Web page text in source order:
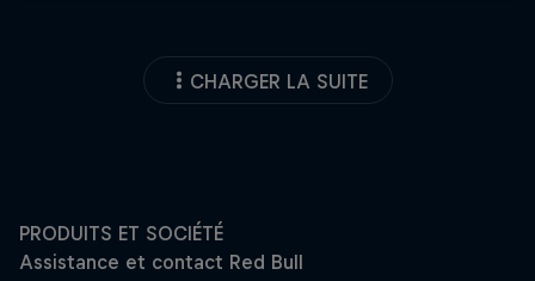
CHARGER LA SUITE